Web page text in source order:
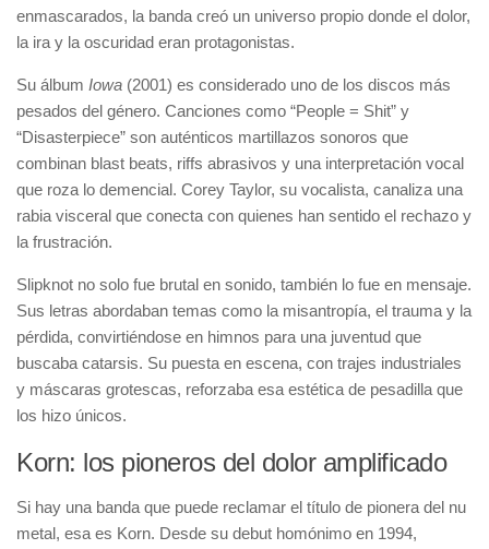
enmascarados, la banda creó un universo propio donde el dolor,
la ira y la oscuridad eran protagonistas.
Su álbum Iowa (2001) es considerado uno de los discos más
pesados del género. Canciones como “People = Shit” y
“Disasterpiece” son auténticos martillazos sonoros que
combinan blast beats, riffs abrasivos y una interpretación vocal
que roza lo demencial. Corey Taylor, su vocalista, canaliza una
rabia visceral que conecta con quienes han sentido el rechazo y
la frustración.
Slipknot no solo fue brutal en sonido, también lo fue en mensaje.
Sus letras abordaban temas como la misantropía, el trauma y la
pérdida, convirtiéndose en himnos para una juventud que
buscaba catarsis. Su puesta en escena, con trajes industriales
y máscaras grotescas, reforzaba esa estética de pesadilla que
los hizo únicos.
Korn: los pioneros del dolor amplificado
Si hay una banda que puede reclamar el título de pionera del nu
metal, esa es Korn. Desde su debut homónimo en 1994,